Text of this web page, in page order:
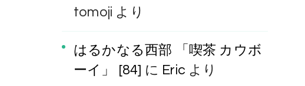
tomoji より
はるかなる西部 「喫茶 カウボ
ーイ」 [84] に Eric より